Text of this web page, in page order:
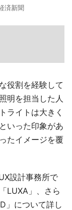
済新聞
役割を経験して
明を担当した人
ライトは大きく
いった印象があ
たイメージを覆
設計事務所で
LUXA」、さら
」について詳し